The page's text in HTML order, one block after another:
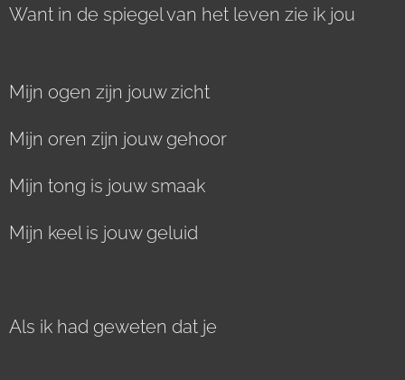
Want in de spiegel van het leven zie ik jou
Mijn ogen zijn jouw zicht
Mijn oren zijn jouw gehoor
Mijn tong is jouw smaak
Mijn keel is jouw geluid
Als ik had geweten dat je